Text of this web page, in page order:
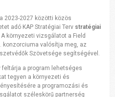
2023-2027 közötti közös
adó KAP Stratégiai Terv stratégiai
A környezeti vizsgálatot a Field
konzorciuma valósítja meg, az
Szövetsége segítségével.
a program lehetséges
tegyen a környezeti és
a programozási és
széleskörű partnerség